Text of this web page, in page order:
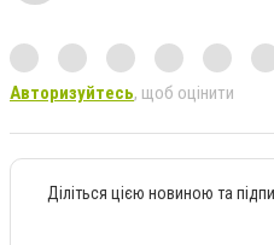
Авторизуйтесь, щоб оцінити
Діліться цією новиною та